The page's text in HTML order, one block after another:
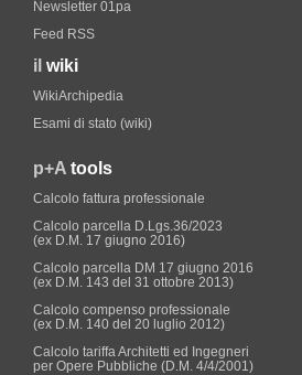
Newsletter 01pa
Feed RSS
il wiki
WikiArchipedia
Esami di stato (wiki)
p+A tools
Calcolo fattura professionale
Calcolo parcella D.Lgs.36/2023
(ex D.M. 17 giugno 2016)
Calcolo parcella DM 17 giugno 2016
(ex D.M. 143 del 31 ottobre 2013)
Calcolo compenso professionale
(ex D.M. 140 del 20 luglio 2012)
Calcolo tariffa Architetti ed Ingegneri
per Opere Pubbliche (D.M. 4/4/2001)